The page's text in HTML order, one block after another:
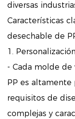
diversas
Características
desechable de
1. Personalización
- Cada molde
PP es altamente
requisitos de
complejas y